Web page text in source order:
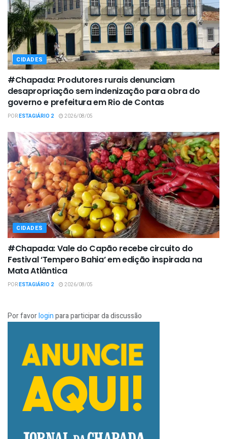
CIDADES
#Chapada: Produtores rurais denunciam
desapropriação sem indenização para obra do
governo e prefeitura em Rio de Contas
PORESTAGIÁRIO 2 2026/08/05
CIDADES
#Chapada: Vale do Capão recebe circuito do
Festival ‘Tempero Bahia’ em edição inspirada na
Mata Atlântica
PORESTAGIÁRIO 2 2026/08/05
Por favorloginpara participar da discussão